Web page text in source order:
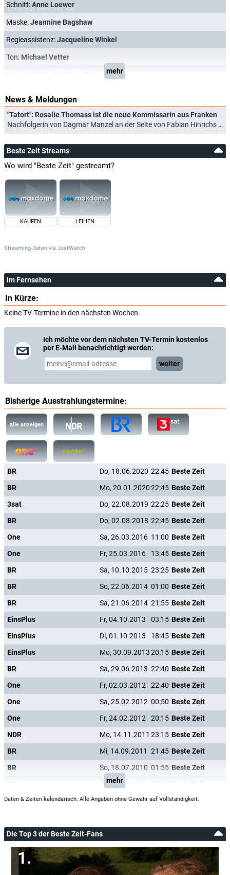
Schnitt:Anne Loewer
Maske:Jeannine Bagshaw
Regieassistenz:Jacqueline Winkel
Ton: Michael Vetter
Matthias Braunermehr
News & Meldungen
"Tatort": Rosalie Thomass ist die neue Kommissarin aus Franken
Nachfolgerin von Dagmar Manzel an der Seite von Fabian Hinrichs (02.06.2025)
Beste Zeit Streams
Wo wird "Beste Zeit" gestreamt?
KAUFEN LEIHEN
Streaming-Daten via JustWatch.
im Fernsehen
In Kürze:
Keine TV-Termine in den nächsten Wochen.
Ich möchte vor dem nächsten TV-Termin kostenlos
per E-Mail benachrichtigt werden:
weiter
Bisherige Ausstrahlungstermine:
alle anzeigen
BR Do, 18.06.2020 22:45 Beste Zeit
BR
Mo, 20.01.202022:45 Beste Zeit
3sat
Do, 22.08.2019 22:25 Beste Zeit
BR
Do, 02.08.2018 22:45 Beste Zeit
One
Sa, 26.03.2016 11:00 Beste Zeit
One
Fr, 25.03.2016 13:45 Beste Zeit
BR
Sa, 10.10.2015 23:25 Beste Zeit
BR
So, 22.06.2014 01:00 Beste Zeit
BR
Sa, 21.06.2014 21:55 Beste Zeit
EinsPlus
Fr, 04.10.2013 03:15 Beste Zeit
EinsPlus
Di, 01.10.2013 18:45 Beste Zeit
EinsPlus
Mo, 30.09.201320:15 Beste Zeit
BR
Sa, 29.06.2013 22:40 Beste Zeit
One
Fr, 02.03.2012 22:40 Beste Zeit
One
Sa, 25.02.2012 00:50 Beste Zeit
One
Fr, 24.02.2012 20:15 Beste Zeit
NDR
Mo, 14.11.2011 23:15 Beste Zeit
BR
Mi, 14.09.2011 21:45 Beste Zeit
BR
So, 18.07.2010 01:55 Beste Zeit
Sa, 17.07.2010
mehr
Daten & Zeiten kalendarisch. Alle Angaben ohne Gewähr auf Vollständigkeit.
Die Top 3 der Beste Zeit-Fans